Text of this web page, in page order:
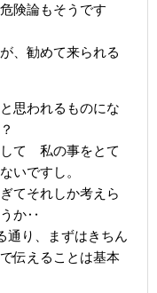
険論もそうです
、勧めて来られる
思われるものにな
して 私の事をとて
いですし。
てそれしか考えら
か‥
り、まずはきちん
伝えることは基本